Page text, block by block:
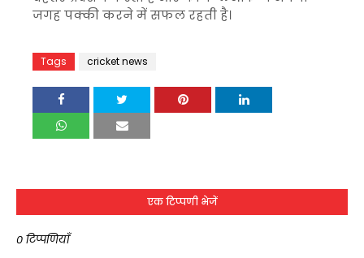
जगह पक्की करने में सफल रहती है।
Tags cricket news
एक टिप्पणी भेजें
0 टिप्पणियाँ